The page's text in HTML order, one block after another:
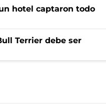
hotel captaron todo
Terrier debe ser